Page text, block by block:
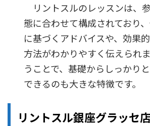
リントスルのレッスンは、
態に合わせて構成されており
に基づくアドバイスや、効果
方法がわかりやすく伝えられ
うことで、基礎からしっかり
できるのも大きな特徴です。
リントスル銀座グラッセ